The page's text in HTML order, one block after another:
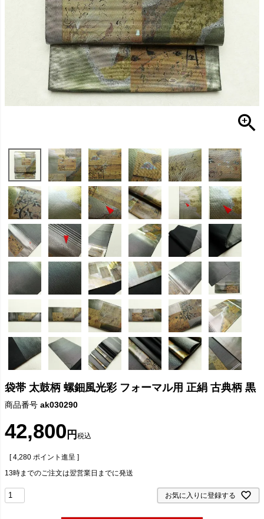
袋帯 太鼓柄 螺鈿風光彩 フォーマル用 正絹 古典柄 黒
商品番号 ak030290
42,800 税込
[ 4,280 ポイント進呈 ]
13時までのご注文は翌営業日までに発送
お気に入りに登録する